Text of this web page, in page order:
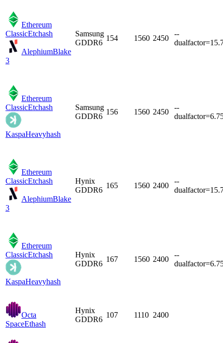
Ethereum
ClassicEtchash
AlephiumBlake
3
Samsung
GDDR6
154 1560 2450
--
Ethereum
ClassicEtchash
KaspaHeavyhash
Samsung
GDDR6
156 1560 2450
--
Ethereum
ClassicEtchash
AlephiumBlake
3
Hynix
GDDR6
165 1560 2400
--
Ethereum
ClassicEtchash
KaspaHeavyhash
Hynix
GDDR6
167 1560 2400
--
Octa
SpaceEthash
Hynix
GDDR6
107 1110 2400